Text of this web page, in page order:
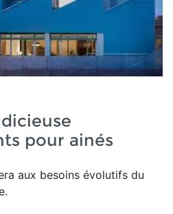
pour ainés
aux besoins évolutifs du